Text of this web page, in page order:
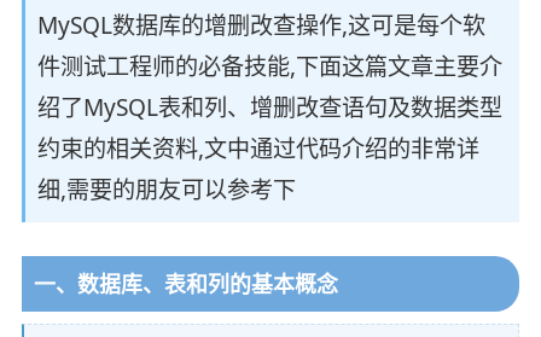
MySQL数据库的增删改查操作,这可是每个软
件测试工程师的必备技能,下面这篇文章主要介
绍了MySQL表和列、增删改查语句及数据类型
约束的相关资料,文中通过代码介绍的非常详
细,需要的朋友可以参考下
一、数据库、表和列的基本概念